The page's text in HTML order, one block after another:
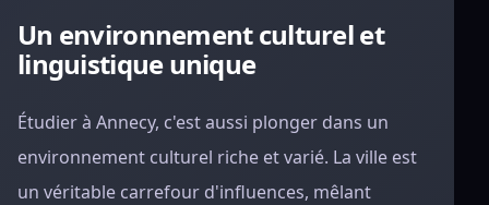
Un environnement culturel et
linguistique unique
Étudier à Annecy, c'est aussi plonger dans un
environnement culturel riche et varié. La ville est
un véritable carrefour d'influences, mêlant